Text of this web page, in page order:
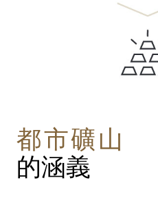
都市礦山
的涵義